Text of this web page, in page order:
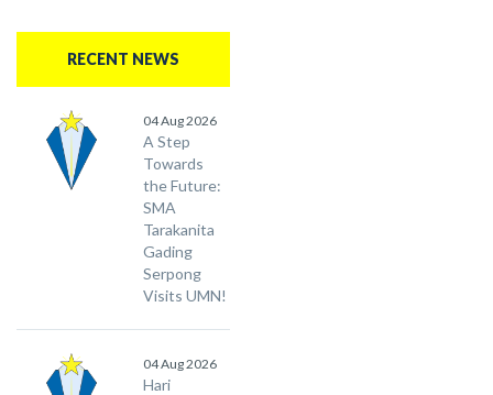
RECENT NEWS
04 Aug 2026
A Step
Towards
the Future:
SMA
Tarakanita
Gading
Serpong
Visits UMN!
04 Aug 2026
Hari